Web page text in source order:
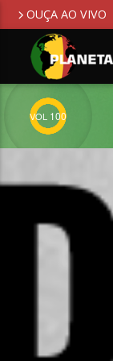
OUÇA AO VIVO
100